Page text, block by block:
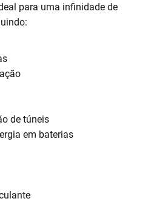
para uma infinidade de
de túneis
em baterias